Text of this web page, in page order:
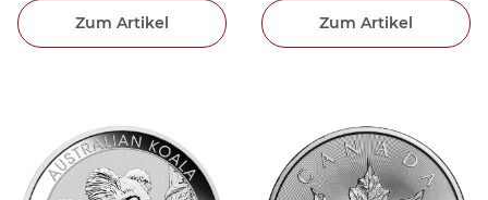
Zum Artikel Zum Artikel